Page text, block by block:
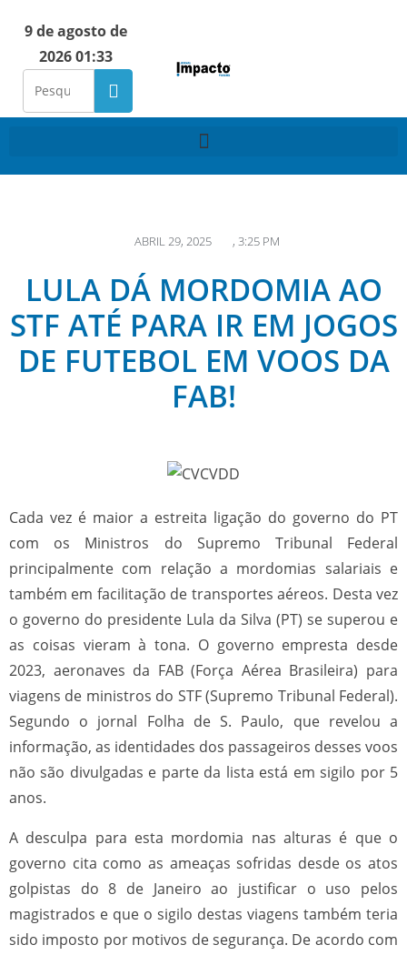
9 de agosto de
2026 01:33
ABRIL 29, 2025 , 3:25 PM
LULA DÁ MORDOMIA AO
STF ATÉ PARA IR EM JOGOS
DE FUTEBOL EM VOOS DA
FAB!
Cada vez é maior a estreita ligação do governo do PT
com os Ministros do Supremo Tribunal Federal
principalmente com relação a mordomias salariais e
também em facilitação de transportes aéreos. Desta vez
o governo do presidente Lula da Silva (PT) se superou e
as coisas vieram à tona. O governo empresta desde
2023, aeronaves da FAB (Força Aérea Brasileira) para
viagens de ministros do STF (Supremo Tribunal Federal).
Segundo o jornal Folha de S. Paulo, que revelou a
informação, as identidades dos passageiros desses voos
não são divulgadas e parte da lista está em sigilo por 5
anos.
A desculpa para esta mordomia nas alturas é que o
governo cita como as ameaças sofridas desde os atos
golpistas do 8 de Janeiro ao justificar o uso pelos
magistrados e que o sigilo destas viagens também teria
sido imposto por motivos de segurança. De acordo com